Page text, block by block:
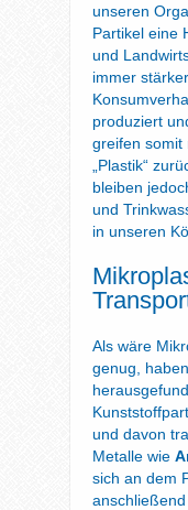
unseren
Partikel eine
und
immer
produziert
greifen somit
„Plastik“
bleiben
und
in unseren
Als wäre
genug,
und davon
Metalle wie
sich an dem